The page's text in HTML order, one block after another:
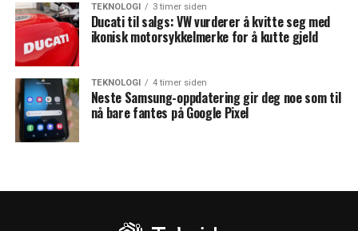
TEKNOLOGI 3 timer siden
Ducati til salgs: VW vurderer å kvitte seg med
ikonisk motorsykkelmerke for å kutte gjeld
TEKNOLOGI 4 timer siden
Neste Samsung-oppdatering gir deg noe som til
nå bare fantes på Google Pixel